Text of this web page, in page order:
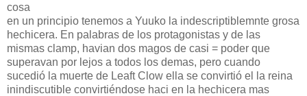
cosa
en un principio tenemos a Yuuko la indescriptiblemnte grosa
hechicera. En palabras de los protagonistas y de las
mismas clamp, havian dos magos de casi = poder que
superavan por lejos a todos los demas, pero cuando
sucedió la muerte de Leaft Clow ella se convirtió el la reina
inindiscutible convirtiéndose haci en la hechicera mas